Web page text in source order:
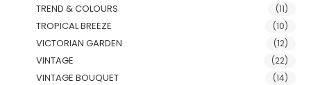
TREND & COLOURS (11)
TROPICAL BREEZE (10)
VICTORIAN GARDEN (12)
VINTAGE (22)
VINTAGE BOUQUET (14)